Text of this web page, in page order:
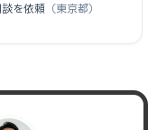
を依頼 （東京都）